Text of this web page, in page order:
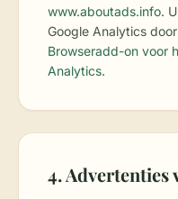
www.aboutads.info.
Google Analytics
Browseradd-on voor
Analytics.
4. Advertenties